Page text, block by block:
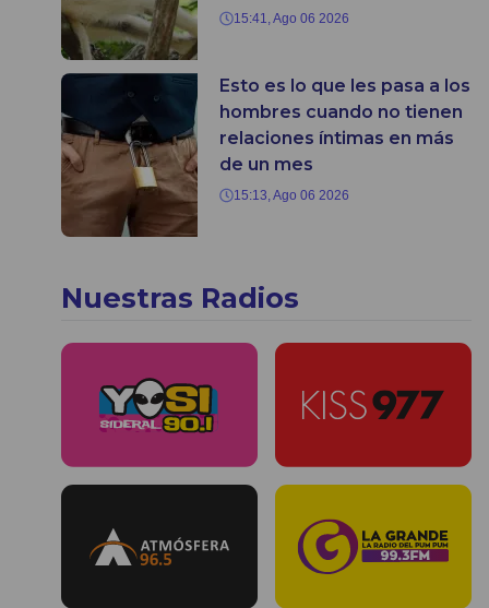
15:41, Ago 06 2026
Esto es lo que les pasa a los
hombres cuando no tienen
relaciones íntimas en más
de un mes
15:13, Ago 06 2026
Nuestras Radios